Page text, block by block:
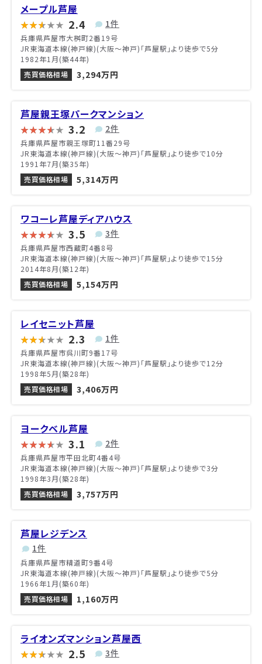
メープル芦屋
2.4 1件
兵庫県芦屋市大桝町2番19号
JR東海道本線(神戸線)(大阪～神戸)「芦屋駅」より徒歩で5分
1982年1月(築44年)
売買価格相場
3,294万円
芦屋親王塚パークマンション
3.2 2件
兵庫県芦屋市親王塚町11番29号
JR東海道本線(神戸線)(大阪～神戸)「芦屋駅」より徒歩で10分
1991年7月(築35年)
売買価格相場
5,314万円
ワコーレ芦屋ディアハウス
3.5 3件
兵庫県芦屋市西蔵町4番8号
JR東海道本線(神戸線)(大阪～神戸)「芦屋駅」より徒歩で15分
2014年8月(築12年)
売買価格相場
5,154万円
レイセニット芦屋
2.3 1件
兵庫県芦屋市呉川町9番17号
JR東海道本線(神戸線)(大阪～神戸)「芦屋駅」より徒歩で12分
1998年5月(築28年)
売買価格相場
3,406万円
ヨークベル芦屋
3.1 2件
兵庫県芦屋市平田北町4番4号
JR東海道本線(神戸線)(大阪～神戸)「芦屋駅」より徒歩で3分
1998年3月(築28年)
売買価格相場
3,757万円
芦屋レジデンス
1件
兵庫県芦屋市精道町9番4号
JR東海道本線(神戸線)(大阪～神戸)「芦屋駅」より徒歩で5分
1966年1月(築60年)
売買価格相場
1,160万円
ライオンズマンション芦屋西
2.5 3件